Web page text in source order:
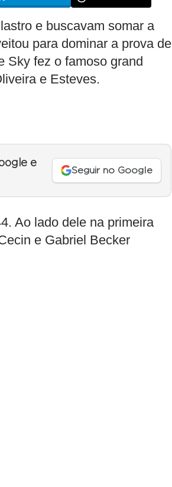
e buscavam somar a
para dominar a prova de
Sky fez o famoso grand
e Esteves.
e
Seguir no Google
Ao lado dele na primeira
e Gabriel Becker